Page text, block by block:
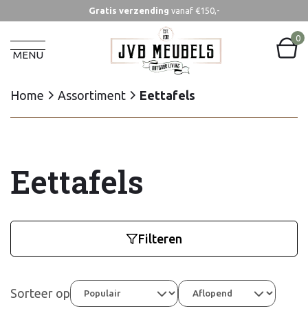
Gratis verzending vanaf €150,-
MENU
0
Home Assortiment Eettafels
Eettafels
Filteren
Sorteer op